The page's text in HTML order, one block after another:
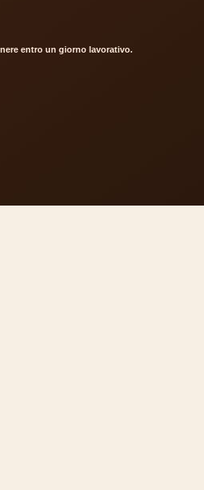
entro un giorno lavorativo.